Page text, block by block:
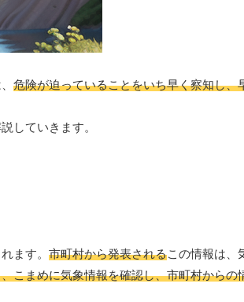
危険が迫っていることをいち早く察知し、
していきます。
ます。 市町村から発表されるこの情報は、
こまめに気象情報を確認し、市町村からの